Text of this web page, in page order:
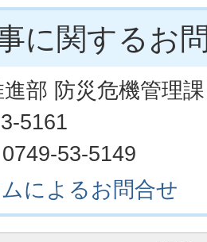
に関するお
部 防災危機管理課
5161
53-5149
によるお問合せ